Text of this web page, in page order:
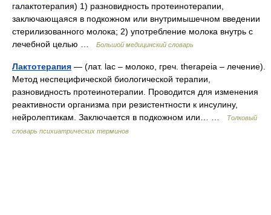
галактотерапия) 1) разновидность протеинотерапии,
заключающаяся в подкожном или внутримышечном введении
стерилизованного молока; 2) употребление молока внутрь с
лечебной целью …
Большой медицинский словарь
Лактотерапия — (лат. lac – молоко, греч. therapeia – лечение).
Метод неспецифической биологической терапии,
разновидность протеинотерапии. Проводится для изменения
реактивности организма при резистентности к инсулину,
нейролептикам. Заключается в подкожном или… …
Толковый
словарь психиатрических терминов